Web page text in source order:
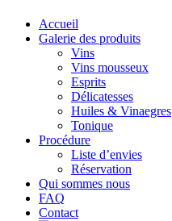
Accueil
Galerie des produits
Vins
Vins mousseux
Esprits
Délicatesses
Huiles & Vinaegres
Tonique
Procédure
Liste d’envies
Réservation
Qui sommes nous
FAQ
Contact